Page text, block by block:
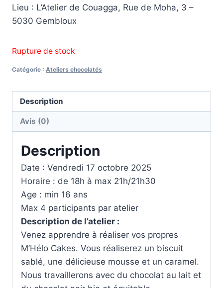
Lieu : L’Atelier de Couagga, Rue de Moha, 3 –
5030 Gembloux
Rupture de stock
Catégorie : Ateliers chocolatés
Description
Avis (0)
Description
Date : Vendredi 17 octobre 2025
Horaire : de 18h à max 21h/21h30
Age : min 16 ans
Max 4 participants par atelier
Description de l’atelier :
Venez apprendre à réaliser vos propres
M’Hélo Cakes. Vous réaliserez un biscuit
sablé, une délicieuse mousse et un caramel.
Nous travaillerons avec du chocolat au lait et